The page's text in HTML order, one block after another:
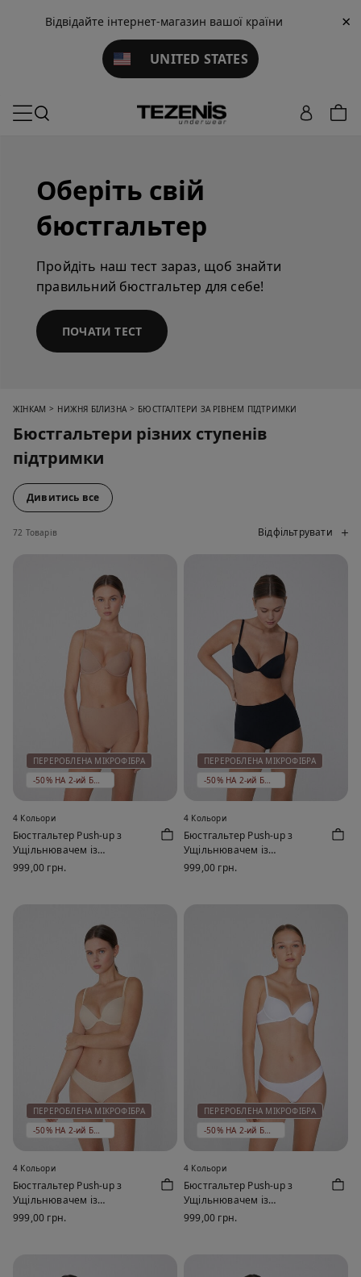
Відвідайте інтернет-магазин вашої країни
UNITED STATES
×
Оберіть свій
бюстгальтер
Пройдіть наш тест зараз, щоб знайти
правильний бюстгальтер для себе!
ПОЧАТИ ТЕСТ
ЖІНКАМ > НИЖНЯ БІЛИЗНА > БЮСТГАЛТЕРИ ЗА РІВНЕМ ПІДТРИМКИ
Бюстгальтери різних ступенів
підтримки
Дивитись все
72 Товарів Відфільтрувати
ПЕРЕРОБЛЕНА МІКРОФІБРА
-50% НА 2-ий БЮСТГАЛЬТЕР
4 Кольори
Бюстгальтер Push-up з
Ущільнювачем із
Переробленої Мікрофібри
999,00 грн.
ПЕРЕРОБЛЕНА МІКРОФІБРА
-50% НА 2-ий БЮСТГАЛЬТЕР
4 Кольори
Бюстгальтер Push-up з
Ущільнювачем із
Переробленої Мікрофібри
999,00 грн.
ПЕРЕРОБЛЕНА МІКРОФІБРА
-50% НА 2-ий БЮСТГАЛЬТЕР
4 Кольори
Бюстгальтер Push-up з
Ущільнювачем із
Переробленої Мікрофібри
999,00 грн.
ПЕРЕРОБЛЕНА МІКРОФІБРА
-50% НА 2-ий БЮСТГАЛЬТЕР
4 Кольори
Бюстгальтер Push-up з
Ущільнювачем із
Переробленої Мікрофібри
999,00 грн.